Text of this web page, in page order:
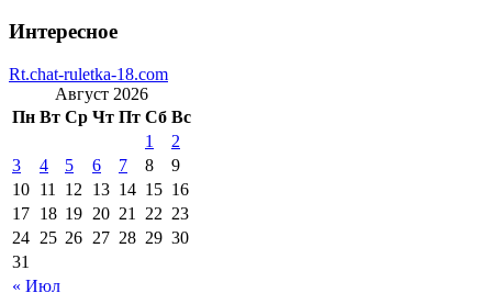
Интересное
Rt.chat-ruletka-18.com
Август 2026
Пн Вт Ср Чт Пт Сб Вс
« Июл
1
2
3
4 5 6 7 8
9
10 11 12 13 14 15 16
17 18 19 20 21 22 23
24 25 26 27 28 29 30
31